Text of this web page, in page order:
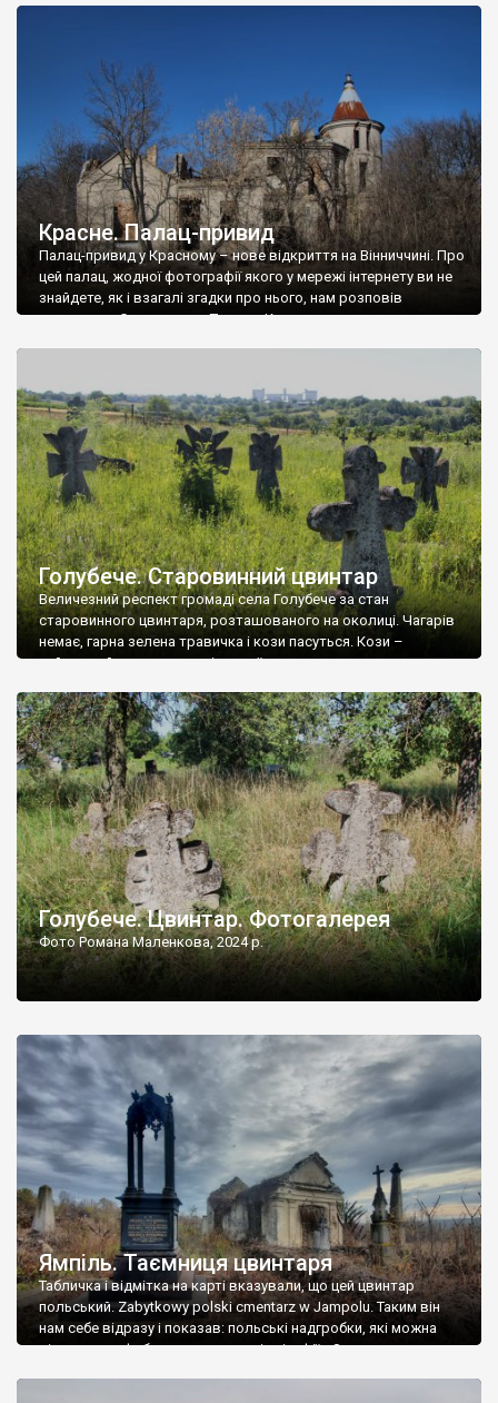
Красне. Палац-привид
Палац-привид у Красному – нове відкриття на Вінниччині. Про
цей палац, жодної фотографії якого у мережі інтернету ви не
знайдете, як і взагалі згадки про нього, нам розповів
мешканець Самгородка. Палац у Красному вразив не лише
Голубече. Старовинний цвинтар
Величезний респект громаді села Голубече за стан
старовинного цвинтаря, розташованого на околиці. Чагарів
немає, гарна зелена травичка і кози пасуться. Кози –
найкращий регулятор шкідливої, для старих кладовищ,
бруньками, кози ті бруньки обгризають, бо то улюблений
делікатес. На цвинтарі у Голубечому ціла колекція
різноманітних форм хрестів. Село відносно невелике, […]
Голубече. Цвинтар. Фотогалерея
Фото Романа Маленкова, 2024 р.
Ямпіль. Таємниця цвинтаря
Табличка і відмітка на карті вказували, що цей цвинтар
польський. Zabytkowy polski cmentarz w Jampolu. Таким він
нам себе відразу і показав: польські надгробки, які можна
віднести до фабричних, польські епітафії… Загалом цвинтар